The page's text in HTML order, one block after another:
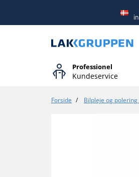
Professionel
Kundeservice
Forside / Bilpleje og polering